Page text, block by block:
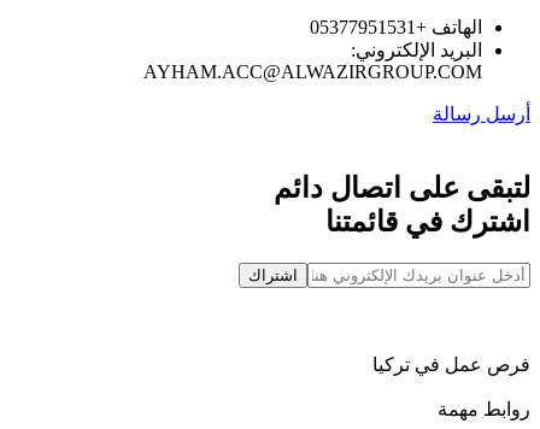
الهاتف +05377951531
البريد الإلكتروني:
AYHAM.ACC@ALWAZIRGROUP.COM
أرسل رسالة
لتبقى على اتصال دائم
اشترك في قائمتنا
اشتراك
فرص عمل في تركيا
روابط مهمة